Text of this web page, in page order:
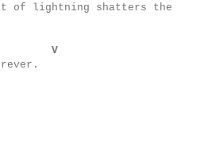
of lightning shatters the
V